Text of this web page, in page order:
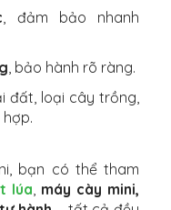
, đảm bảo nhanh
, bảo hành rõ ràng.
đất, loại cây trồng,
bạn có thể tham
lúa máy cày mini,